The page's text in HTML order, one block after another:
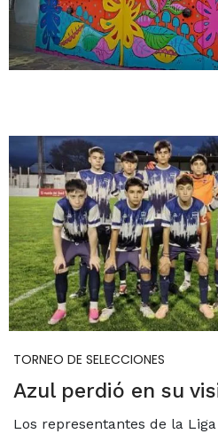
TORNEO DE SELECCIONES
Azul perdió en su
Los representantes de la